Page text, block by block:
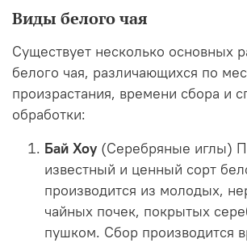
Виды белого чая
Существует несколько основных
белого чая, различающихся по
произрастания, времени сбора и
обработки:
Бай Хоу (Серебряные иглы)
известный и ценный сорт
производится из молодых,
чайных почек, покрытых
пушком. Сбор производится